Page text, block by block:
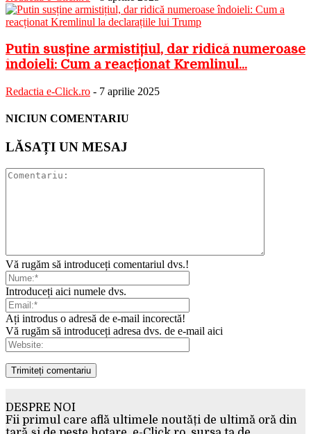
Putin susține armistițiul, dar ridică numeroase
îndoieli: Cum a reacționat Kremlinul...
Redactia e-Click.ro - 7 aprilie 2025
NICIUN COMENTARIU
LĂSAȚI UN MESAJ
Vă rugăm să introduceți comentariul dvs.!
Introduceți aici numele dvs.
Ați introdus o adresă de e-mail incorectă!
Vă rugăm să introduceți adresa dvs. de e-mail aici
DESPRE NOI
Fii primul care află ultimele noutăți de ultimă oră din